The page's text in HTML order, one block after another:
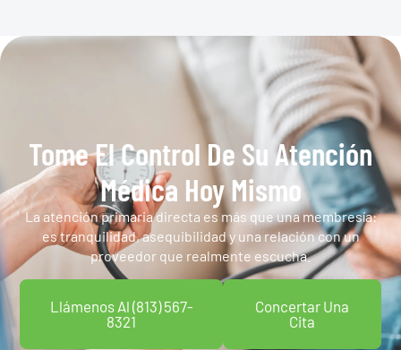
Tome El Control De Su Atención
Médica Hoy Mismo
La atención primaria directa es más que una membresía:
es tranquilidad, asequibilidad y una relación con un
proveedor que realmente escucha.
Llámenos Al (813) 567-
8321
Concertar Una
Cita